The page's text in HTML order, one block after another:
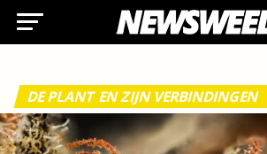
DE PLANT EN ZIJN VERBINDINGEN
Wat is cannabinol (CBN)?